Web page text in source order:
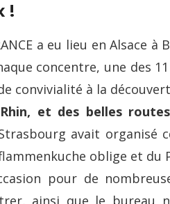
!
a eu lieu en Alsace
concentre, une des
convivialité à la
et des belles
avait
oblige et du
pour de
ainsi que le bureau